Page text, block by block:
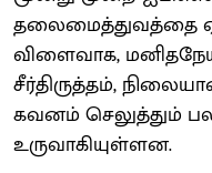
தலைமைத்துவத்தை
விளைவாக,
சீர்திருத்தம்,
கவனம் செலுத்தும்
உருவாகியுள்ளன.